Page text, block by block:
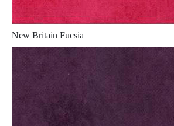
New Britain Fucsia